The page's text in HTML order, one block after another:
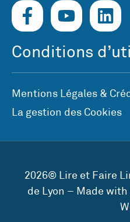
Conditions
Mentions Légales &
La gestion des Cookies
2026© Lire et Faire
de Lyon – Made with